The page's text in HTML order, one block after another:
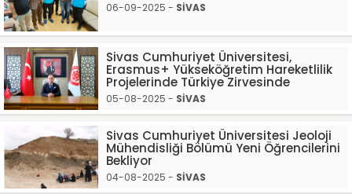
06-09-2025 - SİVAS
Sivas Cumhuriyet Üniversitesi,
Erasmus+ Yükseköğretim Hareketlilik
Projelerinde Türkiye Zirvesinde
05-08-2025 - SİVAS
Sivas Cumhuriyet Üniversitesi Jeoloji
Mühendisliği Bölümü Yeni Öğrencilerini
Bekliyor
04-08-2025 - SİVAS